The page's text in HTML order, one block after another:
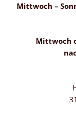
Mittwoch –
Mittwoch